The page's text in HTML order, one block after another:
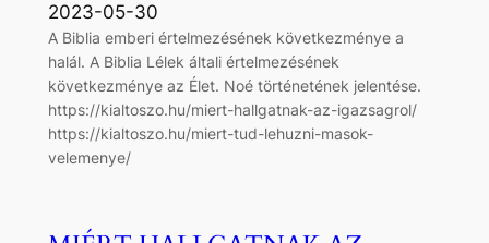
2023-05-30
A Biblia emberi értelmezésének következménye a
halál. A Biblia Lélek általi értelmezésének
következménye az Élet. Noé történetének jelentése.
https://kialtoszo.hu/miert-hallgatnak-az-igazsagrol/
https://kialtoszo.hu/miert-tud-lehuzni-masok-
velemenye/